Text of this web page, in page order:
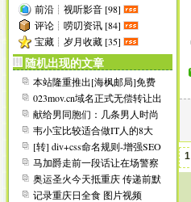
1
前沿┊视听影音 [98]
评论┊唠叨资讯 [84]
宝藏┊岁月收藏 [35]
随机出现的文章
本站隆重推出[海枫邮局]免费
1G高性能空间
023mov.cn域名正式无偿转让出
去了
献给男同胞们：几条男人时尚
健身的建议
韦小宝比较适合做IT人的8大
理由
[转] div+css命名规则-增强SEO
马加爵走前一段话让在场警察
落泪
奥运圣火今天抵重庆 传递前默
哀一分钟
记录重庆日全食 图片视频